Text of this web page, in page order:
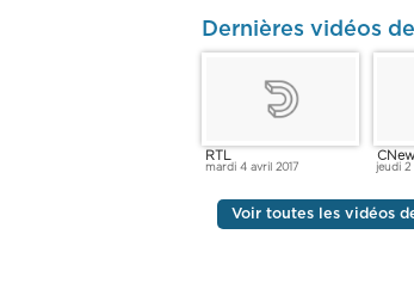
Dernières vidéos
RTL
mardi 4 avril 2017 jeudi 2
Voir toutes les vidéos